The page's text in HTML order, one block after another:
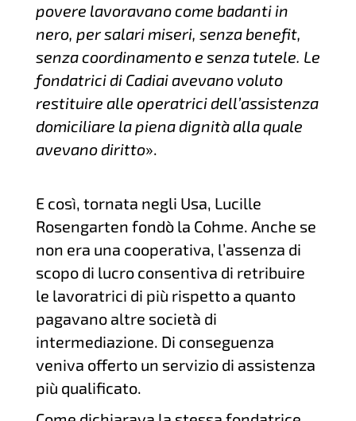
povere lavoravano come badanti in
nero, per salari miseri, senza benefit,
senza coordinamento e senza tutele. Le
fondatrici di Cadiai avevano voluto
restituire alle operatrici dell’assistenza
domiciliare la piena dignità alla quale
avevano diritto».
E così, tornata negli Usa, Lucille
Rosengarten fondò la Cohme. Anche se
non era una cooperativa, l’assenza di
scopo di lucro consentiva di retribuire
le lavoratrici di più rispetto a quanto
pagavano altre società di
intermediazione. Di conseguenza
veniva offerto un servizio di assistenza
più qualificato.